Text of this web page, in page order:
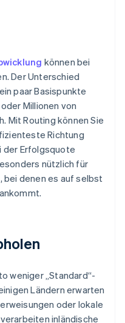
können bei
Der Unterschied
paar Basispunkte
Millionen von
Mit Routing können Sie
Richtung
der Erfolgsquote
nützlich für
bei denen es auf selbst
weniger „Standard“-
Ländern erwarten
oder lokale
inländische